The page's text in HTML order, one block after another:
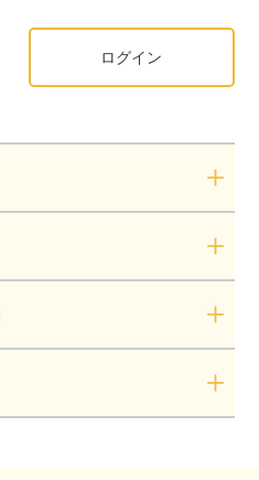
ログイン